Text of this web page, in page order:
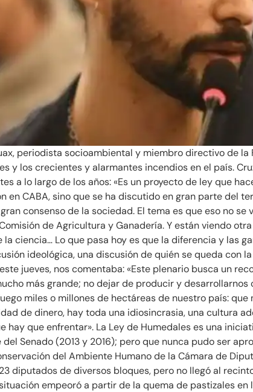
periodista socioambiental y miembro directivo de
y los crecientes y alarmantes incendios en el país.
a lo largo de los años: «Es un proyecto de ley que
en CABA, sino que se ha discutido en gran parte del
consenso de la sociedad. El tema es que eso no
de Agricultura y Ganadería. Y están viendo
ciencia… Lo que pasa hoy es que la diferencia y las
ideológica, una discusión de quién se queda con
jueves, nos comentaba: «Este plenario busca un
más grande; no dejar de producir y
miles o millones de hectáreas de nuestro país:
de dinero, hay toda una idiosincrasia, una cultura
hay que enfrentar». La Ley de Humedales es una
Senado (2013 y 2016); pero que nunca pudo ser
del Ambiente Humano de la Cámara de
diputados de diversos bloques, pero no llegó al
empeoró a partir de la quema de pastizales